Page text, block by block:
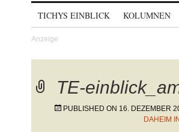
TICHYS EINBLICK KOLUMNEN
TE-
PUBLISHED ON 16. DEZEMBER
DAHEIM